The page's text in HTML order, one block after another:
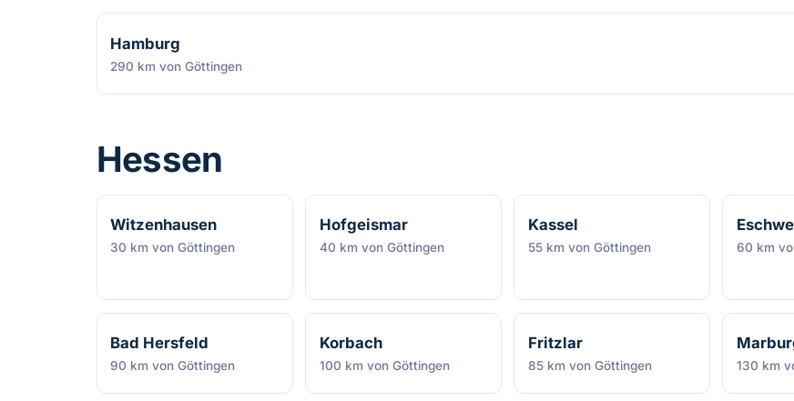
Hamburg
290 km von Göttingen
Hessen
Witzenhausen
30 km von Göttingen
Hofgeismar
40 km von Göttingen
Kassel
55 km von Göttingen 60 km
Bad Hersfeld
90 km von Göttingen
Korbach
100 km von Göttingen
Fritzlar
85 km von Göttingen 130 km